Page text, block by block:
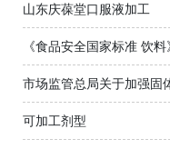
山东庆葆堂口服液加工
《食品安全国家标准 饮
市场监管总局关于加强固
可加工剂型